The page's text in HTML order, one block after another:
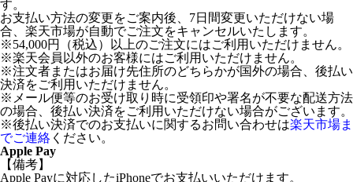
す。
お支払い方法の変更をご案内後、7日間変更いただけない場
合、楽天市場が自動でご注文をキャンセルいたします。
※54,000円（税込）以上のご注文にはご利用いただけません。
※楽天会員以外のお客様にはご利用いただけません。
※注文者またはお届け先住所のどちらかが国外の場合、後払い
決済をご利用いただけません。
※メール便等のお受け取り時に受領印や署名が不要な配送方法
の場合、後払い決済をご利用いただけない場合がございます。
※後払い決済でのお支払いに関するお問い合わせは楽天市場ま
でご連絡 ください。
Apple Pay
【備考】
Apple Payに対応したiPhoneでお支払いいただけます。